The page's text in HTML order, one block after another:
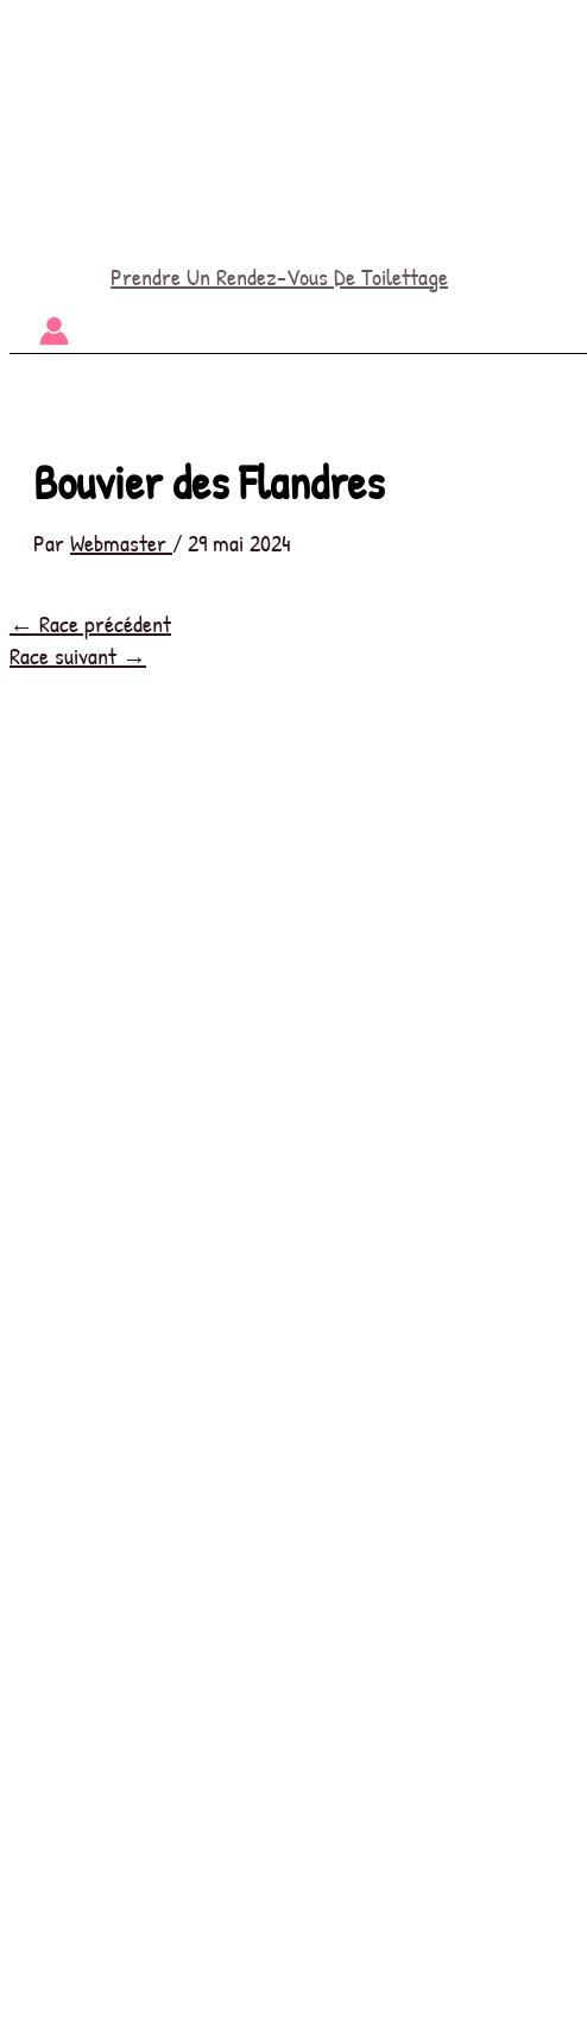
Prendre Un Rendez-Vous De Toilettage
Bouvier des Flandres
ParWebmaster /29 mai 2024
← Race précédent
Race suivant →